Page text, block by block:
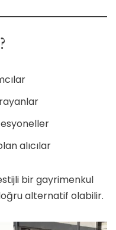
alıcılar
bir gayrimenkul
alternatif olabilir.